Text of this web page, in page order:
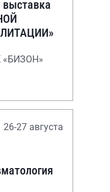
выставка
«БИЗОН»
26-27 августа